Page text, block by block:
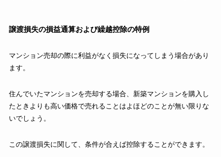
譲渡損失の損益通算および繰越控除の特例
マンション売却の際に利益がなく損失になってしまう場合があり
ます。
住んでいたマンションを売却する場合、新築マンションを購入し
たときよりも高い価格で売れることはよほどのことが無い限りな
いでしょう。
この譲渡損失に関して、条件が合えば控除することができます。